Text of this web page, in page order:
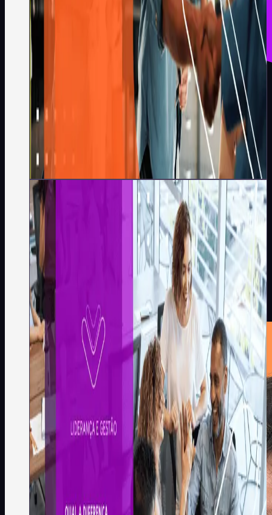
Redação Koru
Liderança e Gestão
Qual a diferença entre
Knowledge-Based Learning
(aprendizado baseado em
conhecimento) vs Skill-Based
Learning (aprendizado
baseado em habilidades)